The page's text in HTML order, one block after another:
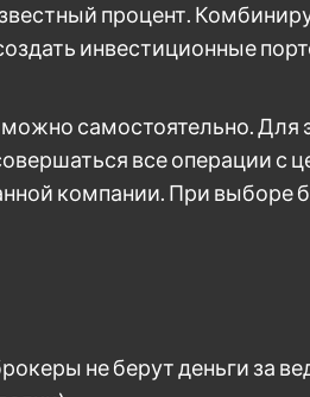
процент.
инвестиционные
самостоятельно. Для
все операции с
компании. При выборе
не берут деньги за